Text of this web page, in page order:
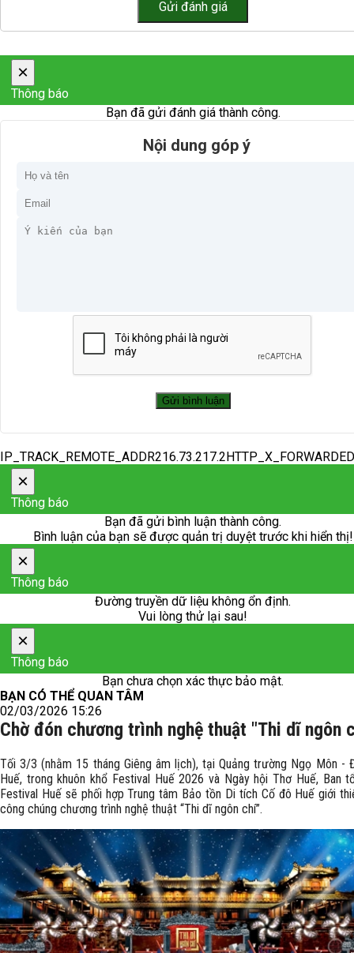
×
Thông báo
Bạn đã gửi đánh giá thành công.
Nội dung góp ý
×
Thông báo
Bạn đã gửi bình luận thành công.
Bình luận của bạn sẽ được quản trị duyệt trước khi hiển thị!
×
Thông báo
Đường truyền dữ liệu không ổn định.
Vui lòng thử lại sau!
×
Thông báo
Bạn chưa chọn xác thực bảo mật.
BẠN CÓ THỂ QUAN TÂM
02/03/2026 15:26
Chờ đón chương trình nghệ thuật "Thi dĩ ngôn
Tối 3/3 (nhằm 15 tháng Giêng âm lịch), tại Quảng trường Ngọ Môn -
Huế, trong khuôn khổ Festival Huế 2026 và Ngày hội Thơ Huế, Ban
Festival Huế sẽ phối hợp Trung tâm Bảo tồn Di tích Cố đô Huế giới
công chúng chương trình nghệ thuật “Thi dĩ ngôn chí”.